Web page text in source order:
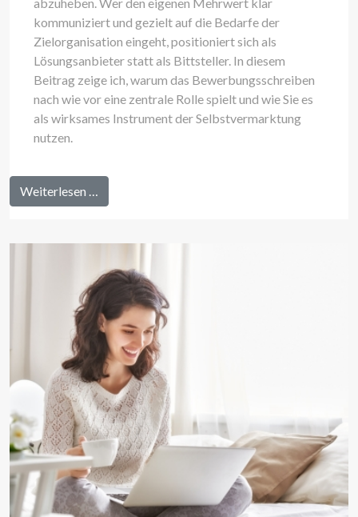
kommuniziert und gezielt auf die Bedarfe der
Zielorganisation eingeht, positioniert sich als
Lösungsanbieter statt als Bittsteller. In diesem
Beitrag zeige ich, warum das Bewerbungsschreiben
nach wie vor eine zentrale Rolle spielt und wie Sie es
als wirksames Instrument der Selbstvermarktung
nutzen.
Weiterlesen …